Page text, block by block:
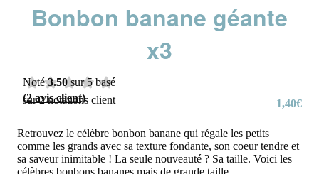
Bonbon banane géante
x3
Noté3.50 sur 5 basé
sur2notations client
(2avis client) 1,40€
Retrouvez le célèbre bonbon banane qui régale les petits
comme les grands avec sa texture fondante, son coeur tendre et
sa saveur inimitable ! La seule nouveauté ? Sa taille. Voici les
célèbres bonbons bananes mais de grande taille.